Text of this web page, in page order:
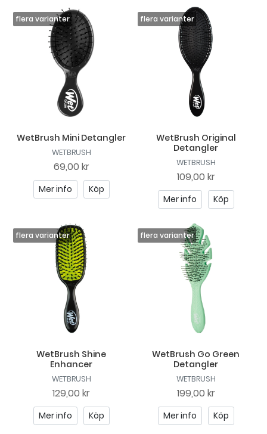
WetBrush Mini Detangler
WETBRUSH
69,00 kr
Mer info Köp
WetBrush Original
Detangler
WETBRUSH
109,00 kr
Mer info Köp
WetBrush Shine
Enhancer
WETBRUSH
129,00 kr
Mer info Köp
WetBrush Go Green
Detangler
WETBRUSH
199,00 kr
Mer info Köp